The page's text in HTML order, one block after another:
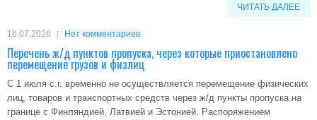
ЧИТАТЬ ДАЛЕЕ
16.07.2026 Нет комментариев
Перечень ж/д пунктов пропуска, через которые приостановлено
перемещение грузов и физлиц
С 1 июля с.г. временно не осуществляется перемещение физических
лиц, товаров и транспортных средств через ж/д пункты пропуска на
границе с Финляндией, Латвией и Эстонией. Распоряжением